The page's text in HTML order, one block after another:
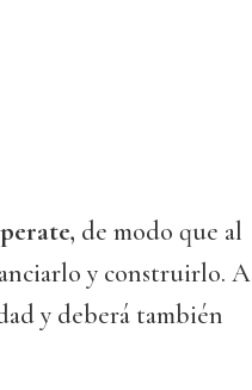
de modo que al
y construirlo. A
y deberá también